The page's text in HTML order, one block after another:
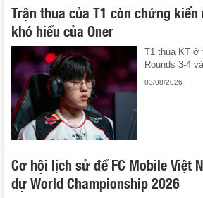
Trận thua của T1 còn chứng
khó hiểu của Oner
T1 thua KT ở
Rounds 3-4
03/08/2026
Cơ hội lịch sử để FC Mobile Việt
dự World Championship 2026